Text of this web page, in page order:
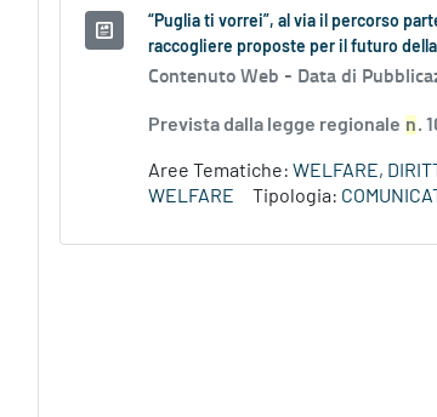
“Puglia ti vorrei”, al via il percorso
raccogliere proposte per il futuro della
Contenuto Web - Data di
Prevista dalla legge regionale n.
Aree Tematiche: WELFARE,
WELFARE
Tipologia: